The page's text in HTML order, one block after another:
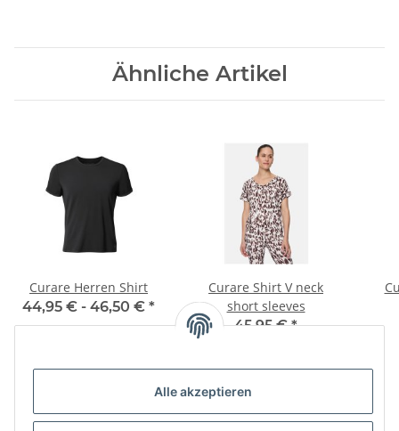
Alle akzeptieren
Ähnliche Artikel
Curare Herren Shirt
44,95 € - 46,50 € *
Curare Shirt V neck
short sleeves
45,95 €*